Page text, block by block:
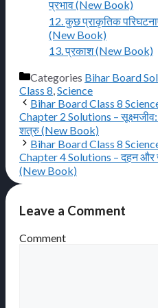
प्रभाव (New Book)
12. कुछ प्राकृतिक
(New Book)
13. प्रकाश (New Book)
Categories Bihar Board
Class 8 Science
Bihar Board Class 8
Chapter 2 Solutions – सूक्ष्मजीव:
शत्रु (New Book)
Bihar Board Class 8
Chapter 4 Solutions – दहन और
(New Book)
Leave a Comment
Comment